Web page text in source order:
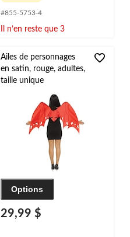
#855-5753-4
Il n’en reste que 3
Ailes de personnages
en satin, rouge, adultes,
taille unique
Options
29,99 $